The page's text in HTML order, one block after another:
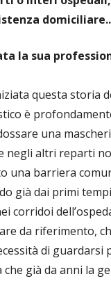
la sua
questa storia
è
una
negli altri reparti
una barriera
già dai primi
corridoi
da riferimento,
di guardarsi
che già da anni la